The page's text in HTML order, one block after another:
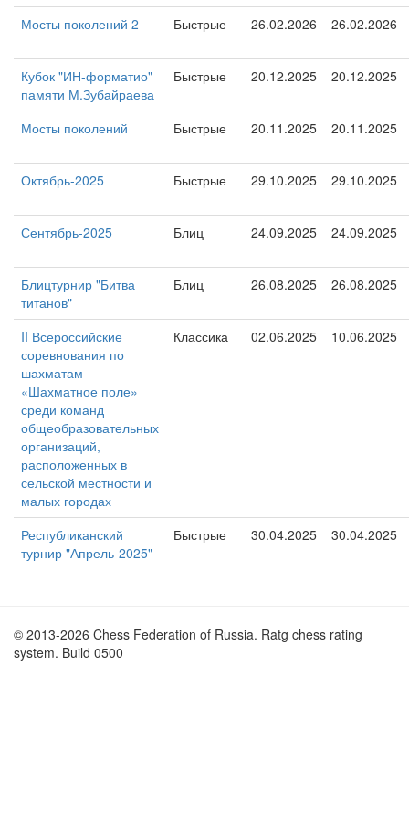
Мосты поколений 2 Быстрые 26.02.2026 26.02.2026
Кубок "ИН-форматио"
памяти М.Зубайраева
Быстрые 20.12.2025 20.12.2025
Мосты поколений Быстрые 20.11.2025 20.11.2025
Октябрь-2025 Быстрые 29.10.2025 29.10.2025
Сентябрь-2025 Блиц 24.09.2025 24.09.2025
Блицтурнир "Битва
титанов"
Блиц 26.08.2025 26.08.2025
II Всероссийские
соревнования по
шахматам
«Шахматное поле»
среди команд
общеобразовательных
организаций,
расположенных в
сельской местности и
малых городах
Классика 02.06.2025 10.06.2025
Республиканский
турнир "Апрель-2025"
Быстрые 30.04.2025 30.04.2025
© 2013-2026 Chess Federation of Russia. Ratg chess rating
system. Build 0500